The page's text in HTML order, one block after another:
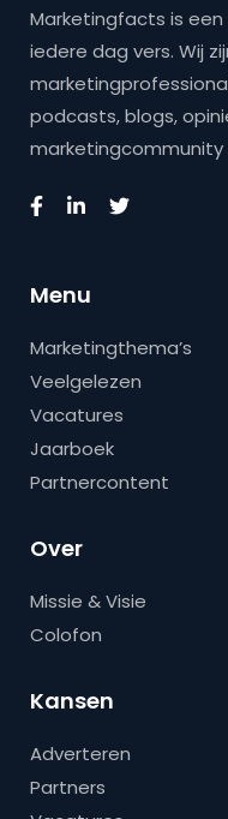
Marketingfacts is
iedere dag vers. Wij
podcasts, blogs,
marketingcommunity
Menu
Marketingthema’s
Veelgelezen
Vacatures
Jaarboek
Partnercontent
Over
Missie & Visie
Colofon
Kansen
Adverteren
Partners